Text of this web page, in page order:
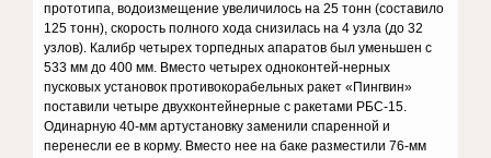
прототипа, водоизмещение увеличилось на 25 тонн (составило
125 тонн), скорость полного хода снизилась на 4 узла (до 32
узлов). Калибр четырех торпедных апаратов был уменьшен с
533 мм до 400 мм. Вместо четырех одноконтей-нерных
пусковых установок противокорабельных ракет «Пингвин»
поставили четыре двухконтейнерные с ракетами РБС-15.
Одинарную 40-мм артустановку заменили спаренной и
перенесли ее в корму. Вместо нее на баке разместили 76-мм